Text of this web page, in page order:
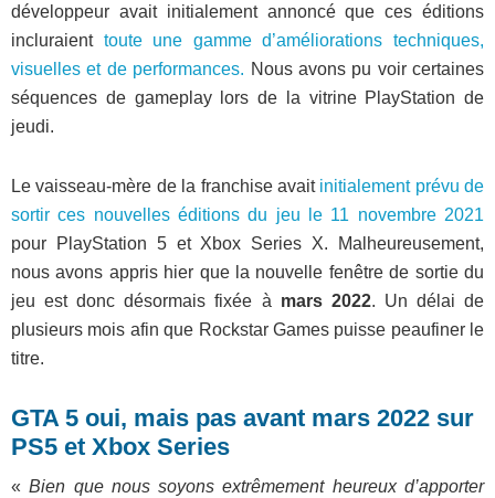
développeur avait initialement annoncé que ces éditions
incluraient toute une gamme d’améliorations techniques,
visuelles et de performances. Nous avons pu voir certaines
séquences de gameplay lors de la vitrine PlayStation de
jeudi.
Le vaisseau-mère de la franchise avaitinitialement prévu de
sortir ces nouvelles éditions du jeu le 11 novembre 2021
pour PlayStation 5 et Xbox Series X. Malheureusement,
nous avons appris hier que la nouvelle fenêtre de sortie du
jeu est donc désormais fixée à mars 2022. Un délai de
plusieurs mois afin que Rockstar Games puisse peaufiner le
titre.
GTA 5 oui, mais pas avant mars 2022 sur
PS5 et Xbox Series
«Bien que nous soyons extrêmement heureux d’apporter